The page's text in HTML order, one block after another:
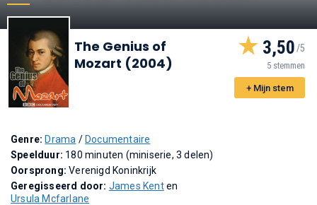
The Genius of
Mozart (2004)
3,50
5 stemmen
+ Mijn stem
Genre: Drama / Documentaire
Speelduur: 180 minuten (miniserie, 3 delen)
Oorsprong:Verenigd Koninkrijk
Geregisseerd door: James Kenten
Ursula Mcfarlane